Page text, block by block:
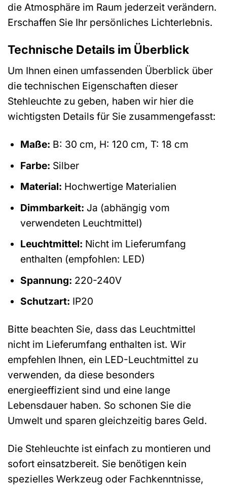
die Atmosphäre im Raum jederzeit verändern.
Erschaffen Sie Ihr persönliches Lichterlebnis.
Technische Details im Überblick
Um Ihnen einen umfassenden Überblick über
die technischen Eigenschaften dieser
Stehleuchte zu geben, haben wir hier die
wichtigsten Details für Sie zusammengefasst:
Maße: B: 30 cm, H: 120 cm, T: 18 cm
Farbe: Silber
Material: Hochwertige Materialien
Dimmbarkeit: Ja (abhängig vom
verwendeten Leuchtmittel)
Leuchtmittel: Nicht im Lieferumfang
enthalten (empfohlen: LED)
Spannung: 220-240V
Schutzart: IP20
Bitte beachten Sie, dass das Leuchtmittel
nicht im Lieferumfang enthalten ist. Wir
empfehlen Ihnen, ein LED-Leuchtmittel zu
verwenden, da diese besonders
energieeffizient sind und eine lange
Lebensdauer haben. So schonen Sie die
Umwelt und sparen gleichzeitig bares Geld.
Die Stehleuchte ist einfach zu montieren und
sofort einsatzbereit. Sie benötigen kein
spezielles Werkzeug oder Fachkenntnisse,